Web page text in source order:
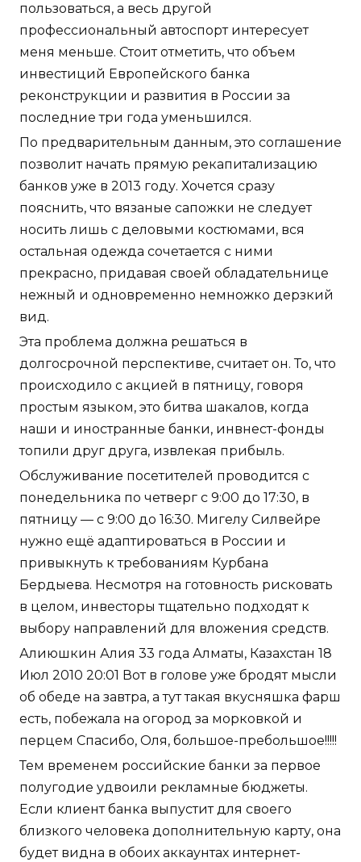
пользоваться, а весь другой
профессиональный автоспорт интересует
меня меньше. Стоит отметить, что объем
инвестиций Европейского банка
реконструкции и развития в России за
последние три года уменьшился.
По предварительным данным, это соглашение
позволит начать прямую рекапитализацию
банков уже в 2013 году. Хочется сразу
пояснить, что вязаные сапожки не следует
носить лишь с деловыми костюмами, вся
остальная одежда сочетается с ними
прекрасно, придавая своей обладательнице
нежный и одновременно немножко дерзкий
вид.
Эта проблема должна решаться в
долгосрочной перспективе, считает он. То, что
происходило с акцией в пятницу, говоря
простым языком, это битва шакалов, когда
наши и иностранные банки, инвнест-фонды
топили друг друга, извлекая прибыль.
Обслуживание посетителей проводится с
понедельника по четверг с 9:00 до 17:30, в
пятницу — с 9:00 до 16:30. Мигелу Силвейре
нужно ещё адаптироваться в России и
привыкнуть к требованиям Курбана
Бердыева. Несмотря на готовность рисковать
в целом, инвесторы тщательно подходят к
выбору направлений для вложения средств.
Алиюшкин Алия 33 года Алматы, Казахстан 18
Июл 2010 20:01 Вот в голове уже бродят мысли
об обеде на завтра, а тут такая вкусняшка фарш
есть, побежала на огород за морковкой и
перцем Спасибо, Оля, большое-пребольшое!!!!!
Тем временем российские банки за первое
полугодие удвоили рекламные бюджеты.
Если клиент банка выпустит для своего
близкого человека дополнительную карту, она
будет видна в обоих аккаунтах интернет-